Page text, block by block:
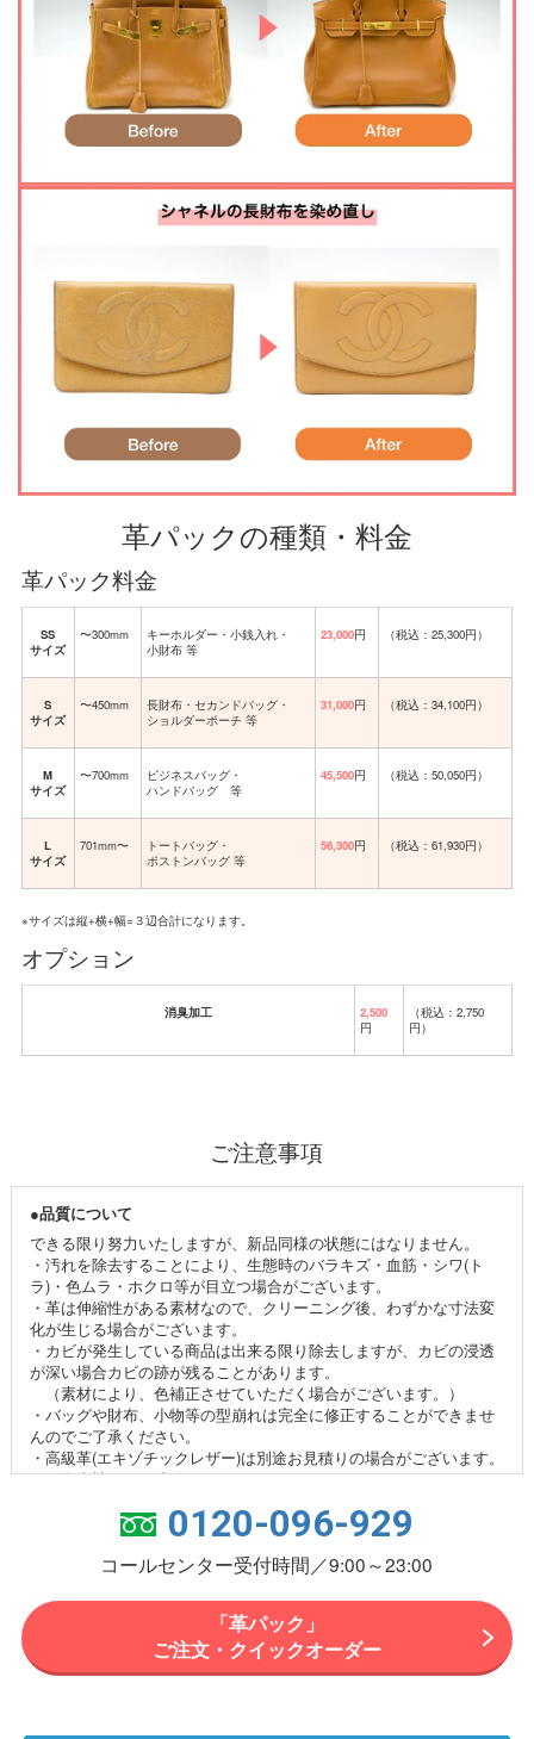
革パックの種類・料金
革パック料金
SS
サイズ
〜300mm
キーホルダー・小銭入れ・
小財布 等
23,000円 （税込：25,300円）
S
サイズ
〜450mm
長財布・セカンドバッグ・
ショルダーポーチ 等
31,000円 （税込：34,100円）
M
サイズ
〜700mm
ビジネスバッグ・
ハンドバッグ 等
45,500円 （税込：50,050円）
L
サイズ
701mm〜
トートバッグ・
ボストンバッグ 等
56,300円 （税込：61,930円）
※サイズは縦+横+幅=３辺合計になります。
オプション
消臭加工
2,500
円
（税込：2,750
円）
ご注意事項
●品質について
できる限り努力いたしますが、新品同様の状態にはなりません。
・汚れを除去することにより、生態時のバラキズ・血筋・シワ(ト
ラ)・色ムラ・ホクロ等が目立つ場合がございます。
・革は伸縮性がある素材なので、クリーニング後、わずかな寸法変
化が生じる場合がございます。
・カビが発生している商品は出来る限り除去しますが、カビの浸透
が深い場合カビの跡が残ることがあります。
（素材により、色補正させていただく場合がございます。）
・バッグや財布、小物等の型崩れは完全に修正することができませ
んのでご了承ください。
・高級革(エキゾチックレザー)は別途お見積りの場合がございます。
その際当社よりご連絡させていただきます。
●色補正・加工について
色調は新品時やイメージとわずかに異なる場合もございます。
・衣類の色補正は行っていません。
・スエード革、エナメル革、ヌメ革、合成皮革、ナイロン、布地、
トアル地 等の色補正はできませんのでご了承ください。
・ブランドロゴがプリントされている製品の色補正は、ロゴ回りに
差異が生じる場合がございます。
・色補正の度合いは、商品の状態に合わせて熟練職人の判断にお任
0120-096-929
コールセンター受付時間／9:00～23:00
「革パック」
ご注文・クイックオーダー